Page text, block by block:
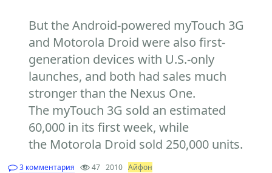
But the Android-powered myTouch 3G
and Motorola Droid were also first-
generation devices with U.S.-only
launches, and both had sales much
stronger than the Nexus One.
The myTouch 3G sold an estimated
60,000 in its first week, while
the Motorola Droid sold 250,000 units.
3 комментария 47 2010 Айфон